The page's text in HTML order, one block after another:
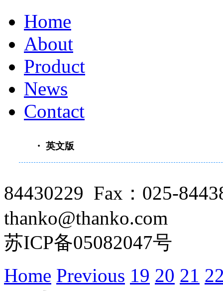
Home
About
Product
News
Contact
・ 英文版
84430229 Fax：025-
thanko@thanko.com
苏ICP备05082047号
Home Previous 19 20 21